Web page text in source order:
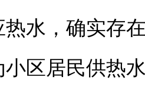
水，确实存
区居民供热